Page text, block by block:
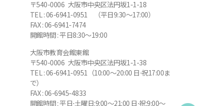
〒540-0006 大阪市中央区法円坂1-1-18
TEL : 06-6941-0951 （平日9:30～17:00）
FAX : 06-6941-7474
開館時間 : 平日8:30～19:00
大阪市教育会館東館
〒540-0006 大阪市中央区法円坂1-1-38
TEL : 06-6941-0951（10:00～20:00 日⋅祝17:00ま
で）
FAX : 06-6945-4833
開館時間 : 平日⋅土曜日:9:00～21:00 日⋅祝:9:00～